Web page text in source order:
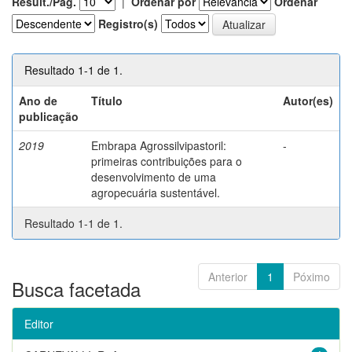
Registro(s)
Resultado 1-1 de 1.
Ano de
publicação
Título Autor(es)
2019
Embrapa Agrossilvipastoril:
primeiras contribuições para o
desenvolvimento de uma
agropecuária sustentável.
-
Resultado 1-1 de 1.
Anterior 1 Póximo
Busca facetada
Editor